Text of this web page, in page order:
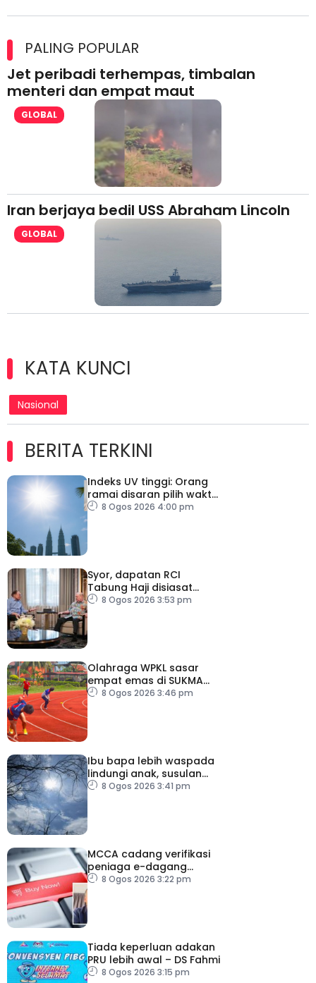
lesen separuh pertama 2026
PALING POPULAR
Jet peribadi terhempas, timbalan
menteri dan empat maut
GLOBAL
Iran berjaya bedil USS Abraham Lincoln
GLOBAL
KATA KUNCI
Nasional
BERITA TERKINI
Indeks UV tinggi: Orang
ramai disaran pilih waktu
sesuai untuk aktiviti luar
8 Ogos 2026 4:00 pm
Syor, dapatan RCI
Tabung Haji disiasat
tanpa kompromi – PM
8 Ogos 2026 3:53 pm
Olahraga WPKL sasar
empat emas di SUKMA
20268 Ogos 2026 3:46 pm
Ibu bapa lebih waspada
lindungi anak, susulan
indeks UV sangat tinggi
8 Ogos 2026 3:41 pm
MCCA cadang verifikasi
peniaga e-dagang
tangani lambakan
8 Ogos 2026 3:22 pm
Tiada keperluan adakan
PRU lebih awal – DS Fahmi
8 Ogos 2026 3:15 pm